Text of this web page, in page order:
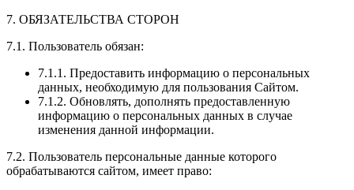
7. ОБЯЗАТЕЛЬСТВА СТОРОН
7.1. Пользователь обязан:
7.1.1. Предоставить информацию о персональных
данных, необходимую для пользования Сайтом.
7.1.2. Обновлять, дополнять предоставленную
информацию о персональных данных в случае
изменения данной информации.
7.2. Пользователь персональные данные которого
обрабатываются сайтом, имеет право: